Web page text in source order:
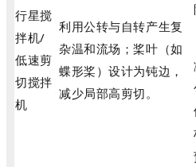
行星搅
拌机/
低速剪
切搅拌
机
利用公转与自转产生复
杂温和流场；桨叶（如
蝶形桨）设计为钝边，
减少局部高剪切。